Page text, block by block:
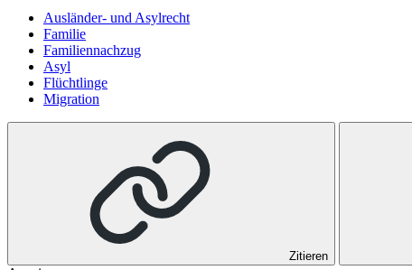
Ausländer- und Asylrecht
Familie
Familiennachzug
Asyl
Flüchtlinge
Migration
Zitieren